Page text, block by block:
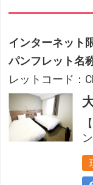
インターネット
パンフレット名
レットコード：
ン